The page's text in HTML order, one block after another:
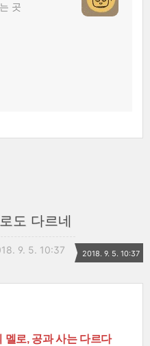
곳
도 다르네
9. 5. 10:37 2018. 9. 5. 10:37
멜로, 공과 사는 다르다